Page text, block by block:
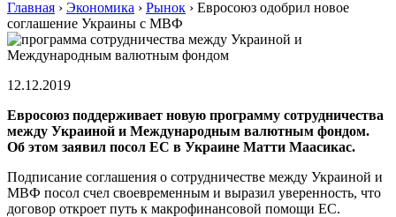
Главная › Экономика › Рынок › Евросоюз одобрил новое
соглашение Украины с МВФ
12.12.2019
Евросоюз поддерживает новую программу сотрудничества
между Украиной и Международным валютным фондом.
Об этом заявил посол ЕС в Украине Матти Маасикас.
Подписание соглашения о сотрудничестве между Украиной и
МВФ посол счел своевременным и выразил уверенность, что
договор откроет путь к макрофинансовой помощи ЕС.